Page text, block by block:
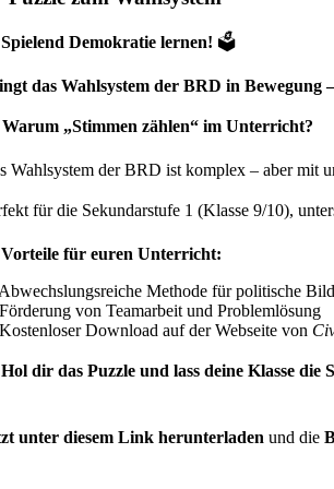
Spielend Demokratie lernen! 🗳️
das Wahlsystem der BRD in Bewegung
Warum „Stimmen zählen“ im Unterricht?
Wahlsystem der BRD ist komplex – aber mit
für die Sekundarstufe 1 (Klasse 9/10),
Vorteile für euren Unterricht:
Methode für politische
von Teamarbeit und Problemlösung
Download auf der Webseite von
Hol dir das Puzzle und lass deine Klasse die
unter diesem Link herunterladen und die